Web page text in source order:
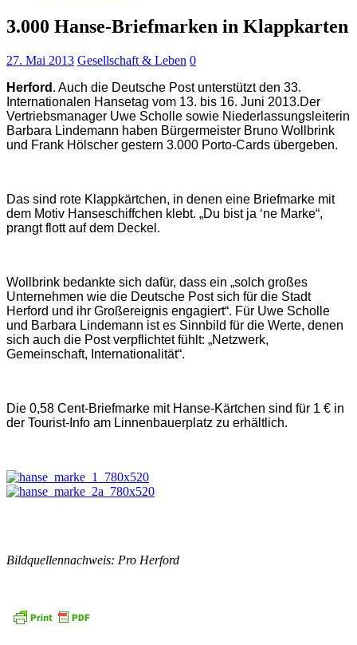
3.000 Hanse-Briefmarken in Klappkarten
27. Mai 2013 Gesellschaft & Leben 0
Herford . Auch die Deutsche Post unterstützt den 33.
Internationalen Hansetag vom 13. bis 16. Juni 2013.Der
Vertriebsmanager Uwe Scholle sowie Niederlassungsleiterin
Barbara Lindemann haben Bürgermeister Bruno Wollbrink
und Frank Hölscher gestern 3.000 Porto-Cards übergeben.
Das sind rote Klappkärtchen, in denen eine Briefmarke mit
dem Motiv Hanseschiffchen klebt. „Du bist ja ‘ne Marke“,
prangt flott auf dem Deckel.
Wollbrink bedankte sich dafür, dass ein „solch großes
Unternehmen wie die Deutsche Post sich für die Stadt
Herford und ihr Großereignis engagiert“. Für Uwe Scholle
und Barbara Lindemann ist es Sinnbild für die Werte, denen
sich auch die Post verpflichtet fühlt: „Netzwerk,
Gemeinschaft, Internationalität“.
Die 0,58 Cent-Briefmarke mit Hanse-Kärtchen sind für 1 € in
der Tourist-Info am Linnenbauerplatz zu erhältlich.
Bildquellennachweis: Pro Herford